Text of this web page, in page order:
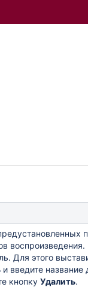
Для этого
и введите
кнопку Удалить.